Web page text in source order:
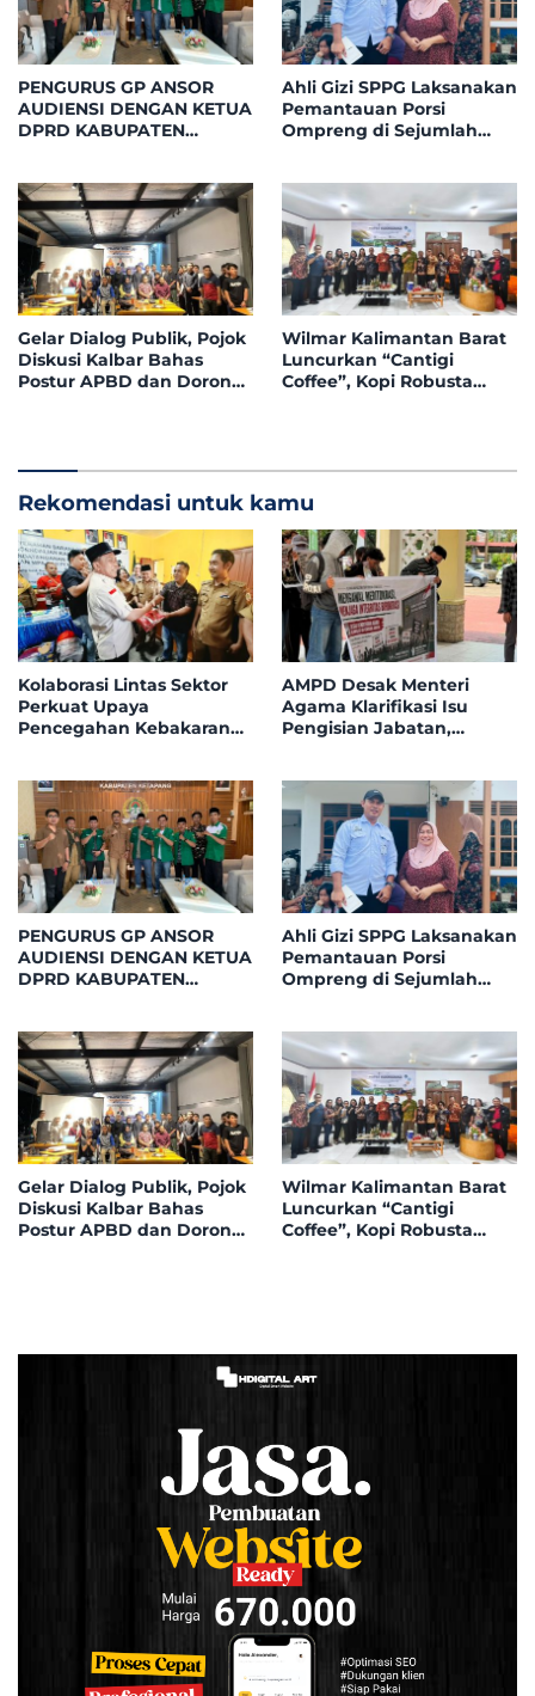
PENGURUS GP ANSOR
AUDIENSI DENGAN KETUA
DPRD KABUPATEN
KEBANGSAAN
Ahli Gizi SPPG Laksanakan
Pemantauan Porsi
Ompreng di Sejumlah
Kayong
Gelar Dialog Publik, Pojok
Diskusi Kalbar Bahas
Postur APBD dan Dorong
Wilmar Kalimantan Barat
Luncurkan “Cantigi
Coffee”, Kopi Robusta
Rekomendasi untuk kamu
Kolaborasi Lintas Sektor
Perkuat Upaya
Pencegahan Kebakaran
AMPD Desak Menteri
Agama Klarifikasi Isu
Pengisian Jabatan,
Bidding
PENGURUS GP ANSOR
AUDIENSI DENGAN KETUA
DPRD KABUPATEN
KEBANGSAAN
Ahli Gizi SPPG Laksanakan
Pemantauan Porsi
Ompreng di Sejumlah
Kayong
Gelar Dialog Publik, Pojok
Diskusi Kalbar Bahas
Postur APBD dan Dorong
Wilmar Kalimantan Barat
Luncurkan “Cantigi
Coffee”, Kopi Robusta